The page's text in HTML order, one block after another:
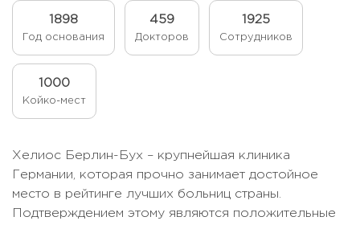
1898
Год основания
459
Докторов
1925
Сотрудников
1000
Койко-мест
Хелиос Берлин-Бух – крупнейшая клиника
Германии, которая прочно занимает достойное
место в рейтинге лучших больниц страны.
Подтверждением этому являются положительные